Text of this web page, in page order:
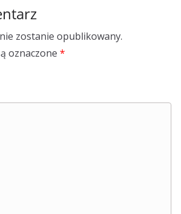
zostanie opublikowany.
oznaczone *